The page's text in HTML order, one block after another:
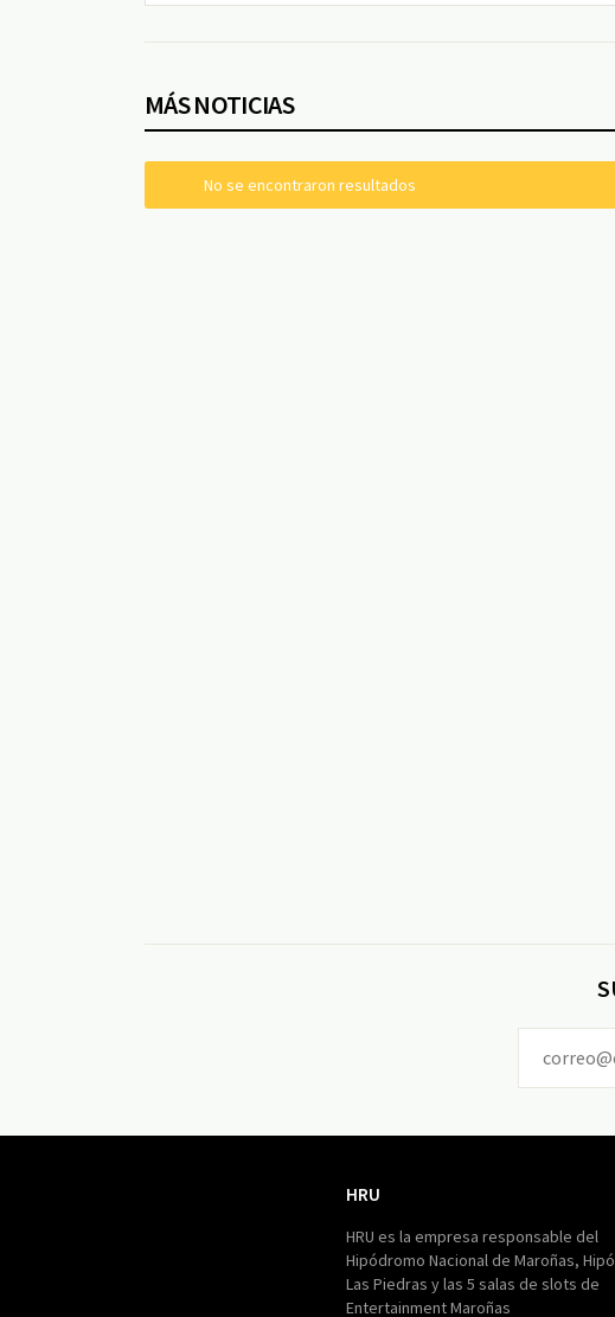
MÁS NOTICIAS
No se encontraron resultados
HRU
HRU es la empresa responsable del
Hipódromo Nacional de Maroñas,
Las Piedras y las 5 salas de slots de
Entertainment Maroñas